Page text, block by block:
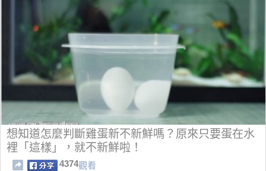
想知道怎麼判斷雞蛋新不新鮮嗎？原來只要蛋在水
裡「這樣」，就不新鮮啦！
4374觀看